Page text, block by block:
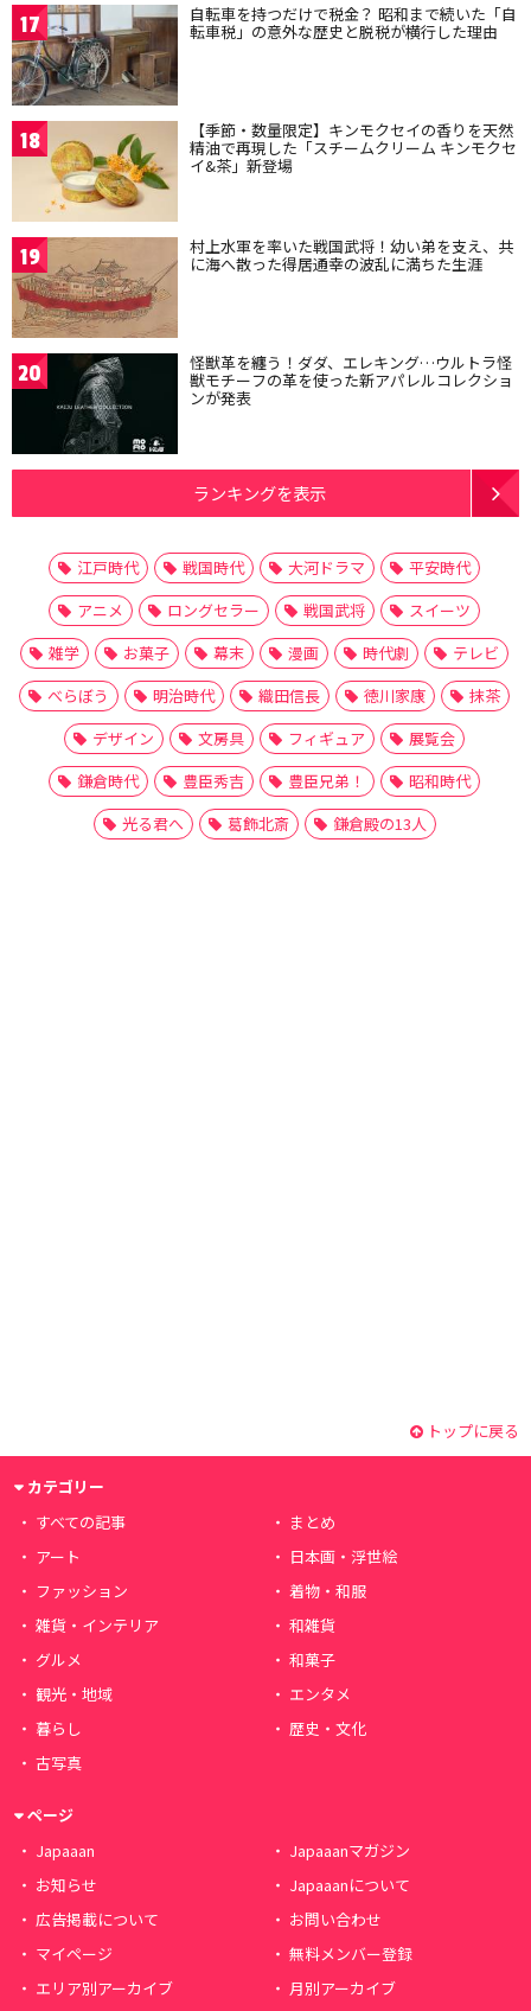
17 自転車を持つだけで税金？ 昭和まで続いた「自
転車税」の意外な歴史と脱税が横行した理由
18 【季節・数量限定】キンモクセイの香りを天然
精油で再現した「スチームクリーム キンモクセ
イ&茶」新登場
19 村上水軍を率いた戦国武将！幼い弟を支え、共
に海へ散った得居通幸の波乱に満ちた生涯
20 怪獣革を纏う！ダダ、エレキング…ウルトラ怪
獣モチーフの革を使った新アパレルコレクショ
ンが発表
ランキングを表示
江戸時代 戦国時代 大河ドラマ
平安時代
アニメ
ロングセラー 戦国武将
スイーツ
雑学
お菓子 幕末 漫画 時代劇
テレビ
べらぼう
明治時代 織田信長 徳川家康
抹茶
デザイン
文房具 フィギュア
展覧会
鎌倉時代
豊臣秀吉 豊臣兄弟！
昭和時代
光る君へ
葛飾北斎 鎌倉殿の13人
トップに戻る
カテゴリー
すべての記事
まとめ
アート
日本画・浮世絵
ファッション
着物・和服
雑貨・インテリア
和雑貨
グルメ
和菓子
観光・地域
エンタメ
暮らし
歴史・文化
古写真
ページ
Japaaan
Japaaanマガジン
お知らせ
Japaaanについて
広告掲載について
お問い合わせ
マイページ
無料メンバー登録
エリア別アーカイブ
月別アーカイブ